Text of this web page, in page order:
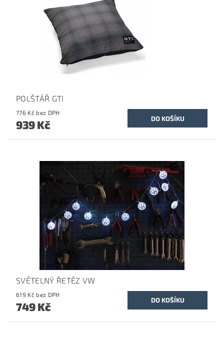
POLŠTÁŘ GTI
776 Kč bez DPH
939 Kč
SVĚTELNÝ ŘETĚZ VW
619 Kč bez DPH
749 Kč